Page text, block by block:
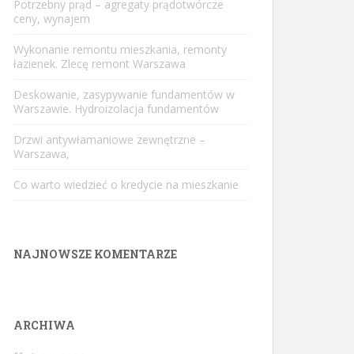
Potrzebny prąd – agregaty prądotwórcze
ceny, wynajem
Wykonanie remontu mieszkania, remonty
łazienek. Zlecę remont Warszawa
Deskowanie, zasypywanie fundamentów w
Warszawie. Hydroizolacja fundamentów
Drzwi antywłamaniowe zewnętrzne –
Warszawa,
Co warto wiedzieć o kredycie na mieszkanie
NAJNOWSZE KOMENTARZE
ARCHIWA